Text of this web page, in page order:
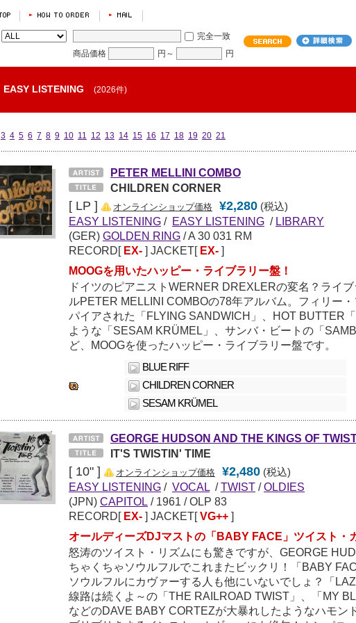
完全一致
商品価格
円～ 円
EASY LISTENING (2026件)
3 4 5 6 7 8 9 10 11 12 13 14 15 16 17 18 19 20 21
PETER MELLINI COMBO
CHILDREN CORNER
[ LP ] オンラインショップ価格 ¥2,280 (税込)
EASY LISTENING / EASY LISTENING / LIBRARY
(GER) GOLDEN RING / A 30 031 RM
RECORD[ EX- ] JACKET[ EX- ]
MOOGを用いたハッピー・ライブラリー盤！
ドイツのピアニストWERNER DREXLERの変名？ライ
ルPETER MELLINI COMBOの78年アルバム。フィリー
パイアされた「FLYING SANDWICH」、HOT BUTTER
ような「SESAM KRÜMEL」、サンバ・ビートの「
ど、MOOGを使ったハッピー・ライブラリー盤です。
BLUE RIFF
CHILDREN CORNER
SESAM KRÜMEL
GEORGE HUDSON AND THE KINGS OF
IT'S TWISTIN' TIME
[ 10" ] オンラインショップ価格 ¥2,480 (税込)
EASY LISTENING / VOCAL / TWIST / OLDIES
(JPN) CAPITOL /1961 / OLP 83
RECORD[ EX- ] JACKET[VG++ ]
オールディーズDJマストの「BABY FACE」ツイスト・
怒涛のツイスト・リズムにも驚きですが、GEORGE
ちゃくちゃソウルフルでこれまたビックリ！「BABY
ソウルフルにカヴァーする人も他にいないでしょ？「
線路は続くよ～の「THE RAILROAD TWIST」、「MY
などのDAVE BABY CORTEZが大暴れしたようなハモン